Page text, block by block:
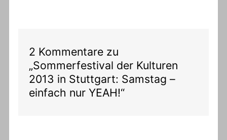
2 Kommentare zu
„Sommerfestival der Kulturen
2013 in Stuttgart: Samstag –
einfach nur YEAH!“